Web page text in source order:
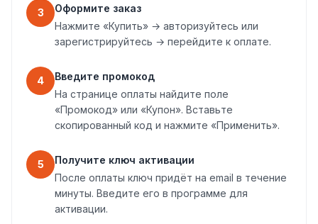
3
Оформите заказ
Нажмите «Купить» → авторизуйтесь или
зарегистрируйтесь → перейдите к оплате.
4
Введите промокод
На странице оплаты найдите поле
«Промокод» или «Купон». Вставьте
скопированный код и нажмите «Применить».
5
Получите ключ активации
После оплаты ключ придёт на email в течение
минуты. Введите его в программе для
активации.